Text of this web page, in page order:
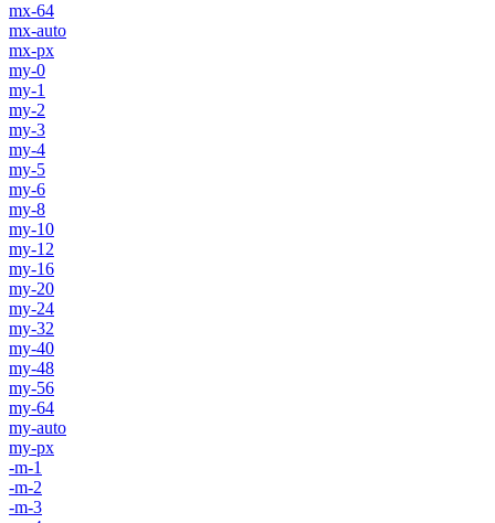
mx-64
mx-auto
mx-px
my-0
my-1
my-2
my-3
my-4
my-5
my-6
my-8
my-10
my-12
my-16
my-20
my-24
my-32
my-40
my-48
my-56
my-64
my-auto
my-px
-m-1
-m-2
-m-3